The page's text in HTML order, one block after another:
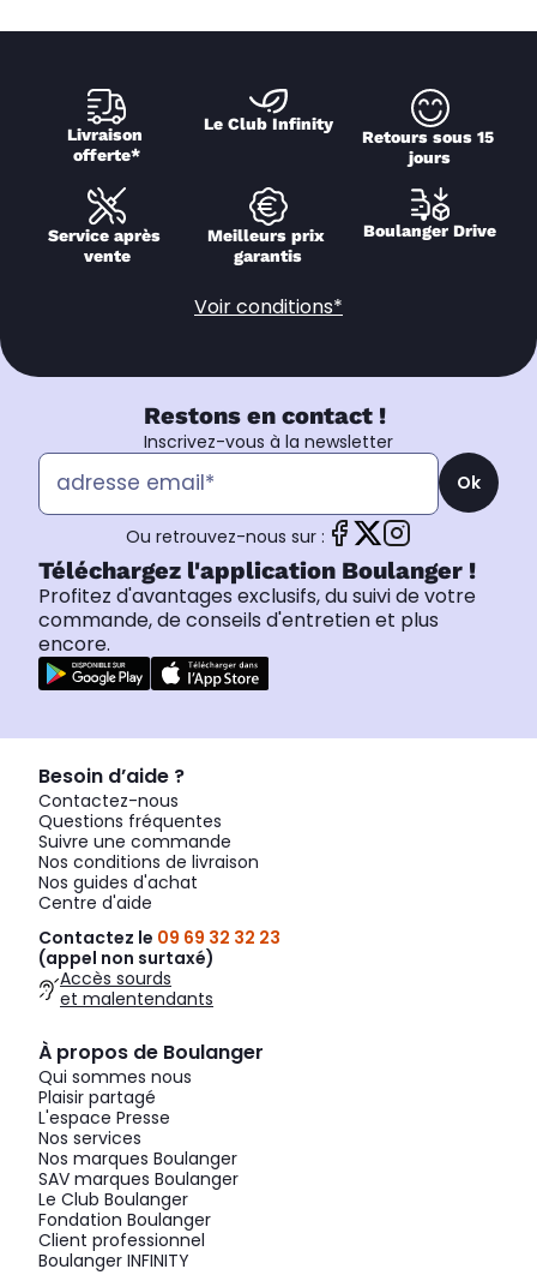
Livraison
offerte*
Le Club Infinity
Retours sous 15
jours
Service après
vente
Meilleurs prix
garantis
Boulanger Drive
Voir conditions*
Restons en contact !
Inscrivez-vous à la newsletter
Ok
Ou retrouvez-nous sur :
Téléchargez l'application Boulanger !
Profitez d'avantages exclusifs, du suivi de votre
commande, de conseils d'entretien et plus
encore.
Besoin d’aide ?
Contactez-nous
Questions fréquentes
Suivre une commande
Nos conditions de livraison
Nos guides d'achat
Centre d'aide
Contactez le 09 69 32 32 23
(appel non surtaxé)
Accès sourds
et malentendants
À propos de Boulanger
Qui sommes nous
Plaisir partagé
L'espace Presse
Nos services
Nos marques Boulanger
SAV marques Boulanger
Le Club Boulanger
Fondation Boulanger
Client professionnel
Boulanger INFINITY